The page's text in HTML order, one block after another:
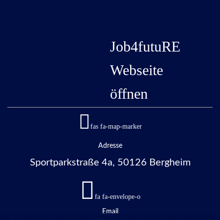
Job4futuRE
Webseite
öffnen
fas fa-map-marker
Adresse
Sportparkstraße 4a, 50126 Bergheim
fa fa-envelope-o
Email